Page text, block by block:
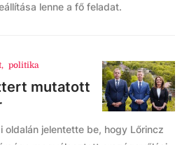
lenne a fő feladat.
, politika
mutatott
oldalán jelentette be, hogy Lőrincz